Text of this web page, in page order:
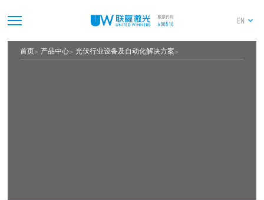
EN
首页 产品中心 光伏行业设备及自动化解决方案